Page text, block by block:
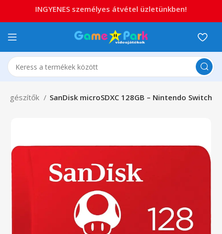
SanDisk microSDXC 128GB – Nintendo Switch
INGYENES személyes átvétel üzletünkben!